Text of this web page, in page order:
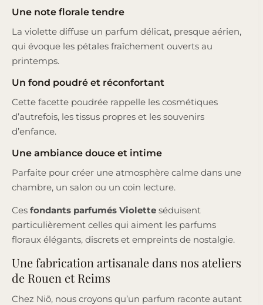
Une note florale tendre
La violette diffuse un parfum délicat, presque aérien,
qui évoque les pétales fraîchement ouverts au
printemps.
Un fond poudré et réconfortant
Cette facette poudrée rappelle les cosmétiques
d’autrefois, les tissus propres et les souvenirs
d’enfance.
Une ambiance douce et intime
Parfaite pour créer une atmosphère calme dans une
chambre, un salon ou un coin lecture.
Ces fondants parfumés Violette séduisent
particulièrement celles qui aiment les parfums
floraux élégants, discrets et empreints de nostalgie.
Une fabrication artisanale dans nos ateliers
de Rouen et Reims
Chez Niõ, nous croyons qu’un parfum raconte autant